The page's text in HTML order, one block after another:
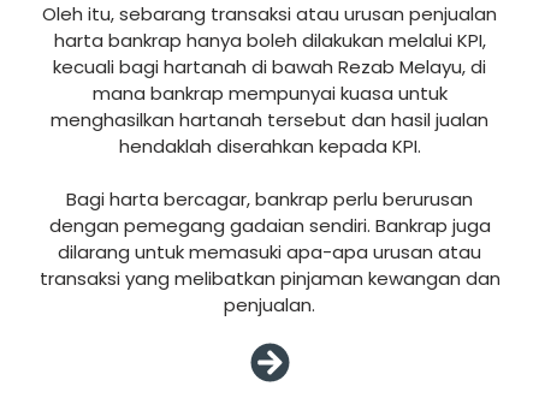
Oleh itu, sebarang transaksi atau urusan penjualan
harta bankrap hanya boleh dilakukan melalui KPI,
kecuali bagi hartanah di bawah Rezab Melayu, di
mana bankrap mempunyai kuasa untuk
menghasilkan hartanah tersebut dan hasil jualan
hendaklah diserahkan kepada KPI.
Bagi harta bercagar, bankrap perlu berurusan
dengan pemegang gadaian sendiri. Bankrap juga
dilarang untuk memasuki apa-apa urusan atau
transaksi yang melibatkan pinjaman kewangan dan
penjualan.